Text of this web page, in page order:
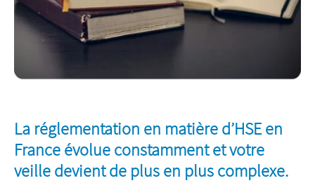
La réglementation en matière d’HSE en
France évolue constamment et votre
veille devient de plus en plus complexe.